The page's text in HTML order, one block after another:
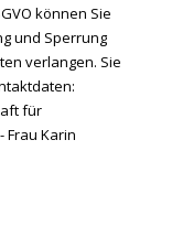
können Sie
und Sperrung
verlangen. Sie
für
Frau Karin